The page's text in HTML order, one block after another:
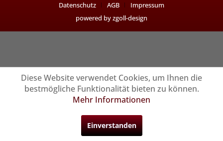
Datenschutz
AGB
Impressum
powered by zgoll-design
Diese Website verwendet Cookies, um Ihnen die
bestmögliche Funktionalität bieten zu können.
Mehr Informationen
Einverstanden